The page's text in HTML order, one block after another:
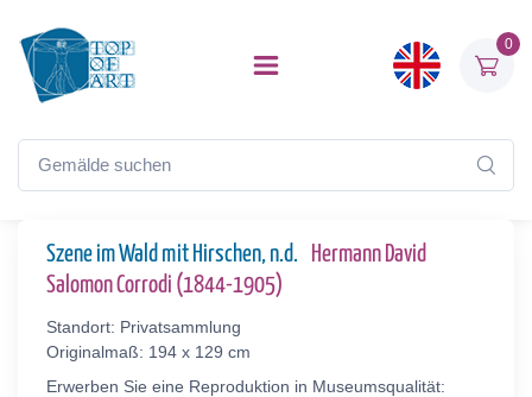
0
Szene im Wald mit Hirschen, n.d.
Hermann David
Salomon Corrodi (1844-1905)
Standort: Privatsammlung
Originalmaß: 194 x 129 cm
Erwerben Sie eine Reproduktion in Museumsqualität: